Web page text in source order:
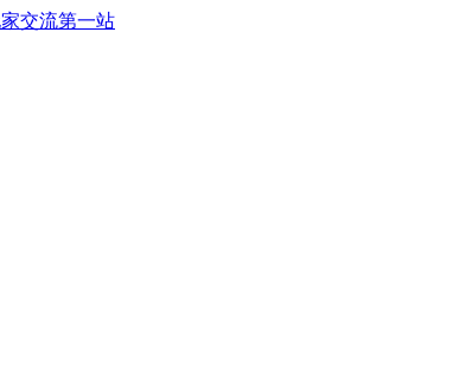
交流第一站